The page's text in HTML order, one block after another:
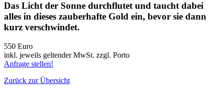
Das Licht der Sonne durchflutet und taucht dabei
alles in dieses zauberhafte Gold ein, bevor sie dann
kurz verschwindet.
550 Euro
inkl. jeweils geltender MwSt. zzgl. Porto
Anfrage stellen!
Zurück zur Übersicht